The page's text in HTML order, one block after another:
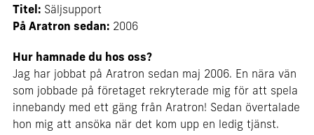
Titel:Säljsupport
På Aratron sedan:2006
Hur hamnade du hos oss?
Jag har jobbat på Aratron sedan maj 2006. En nära vän
som jobbade på företaget rekryterade mig för att spela
innebandy med ett gäng från Aratron! Sedan övertalade
hon mig att ansöka när det kom upp en ledig tjänst.